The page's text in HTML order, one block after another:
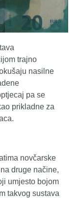
trajno
nasilne
pa se
prikladne za
novčarske
druge načine,
umjesto bojom
takvog sustava